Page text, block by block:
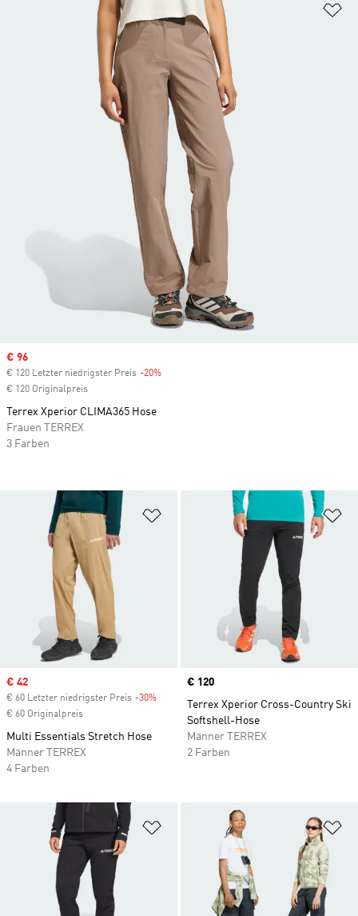
Zur Wunschliste hinzufügen
Sale price
€ 42
€ 60 Letzter niedrigster Preis -30% Discount
€ 60 Originalpreis
Multi Essentials Stretch Hose
Männer TERREX
4 Farben
Price
€ 120
Terrex Xperior Cross-Country Ski
Softshell-Hose
Männer TERREX
2 Farben
Zur Wunschliste hinzufügen
Sale price
€ 96
€ 120 Letzter niedrigster Preis -20%
€ 120 Originalpreis
Terrex Xperior CLIMA365 Hose
Frauen TERREX
3 Farben